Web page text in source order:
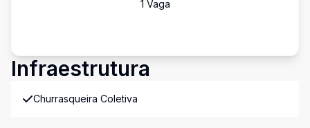
1 Vaga
Infraestrutura
Churrasqueira Coletiva